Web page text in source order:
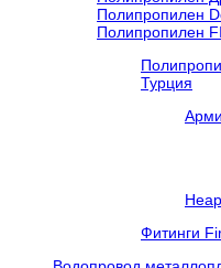
Полипропилен
Полипропилен
Турция
Фитинги